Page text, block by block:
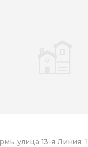
улица 13-я Линия, 12